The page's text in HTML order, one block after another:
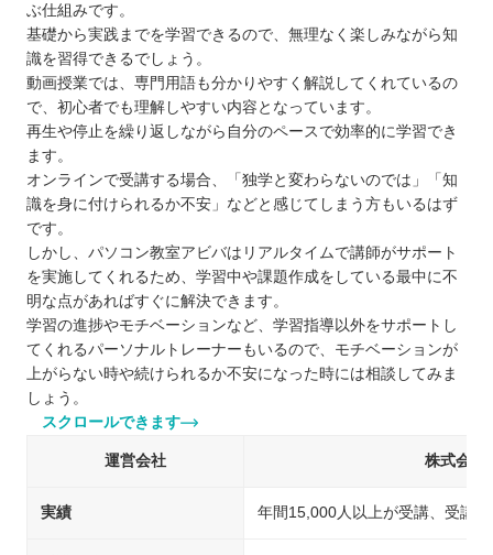
ぶ仕組みです。
基礎から実践までを学習できるので、無理なく楽しみながら知
識を習得できるでしょう。
動画授業では、専門用語も分かりやすく解説してくれているの
で、初心者でも理解しやすい内容となっています。
再生や停止を繰り返しながら自分のペースで効率的に学習でき
ます。
オンラインで受講する場合、「独学と変わらないのでは」「知
識を身に付けられるか不安」などと感じてしまう方もいるはず
です。
しかし、パソコン教室アビバはリアルタイムで講師がサポート
を実施してくれるため、学習中や課題作成をしている最中に不
明な点があればすぐに解決できます。
学習の進捗やモチベーションなど、学習指導以外をサポートし
てくれるパーソナルトレーナーもいるので、モチベーションが
上がらない時や続けられるか不安になった時には相談してみま
しょう。
スクロールできます
運営会社 株式会社
実績 年間15,000人以上が受講、受講